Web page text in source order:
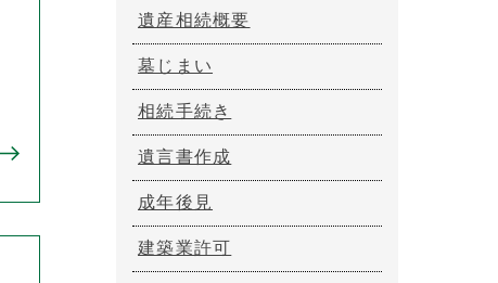
遺産相続概要
墓じまい
相続手続き
遺言書作成
成年後見
建築業許可